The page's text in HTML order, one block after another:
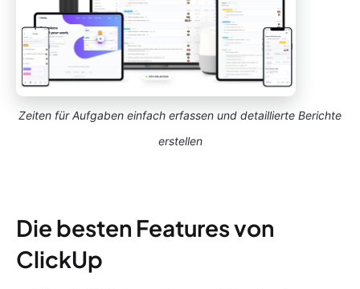
Zeiten für Aufgaben einfach erfassen und detaillierte Berichte
erstellen
Die besten Features von
ClickUp